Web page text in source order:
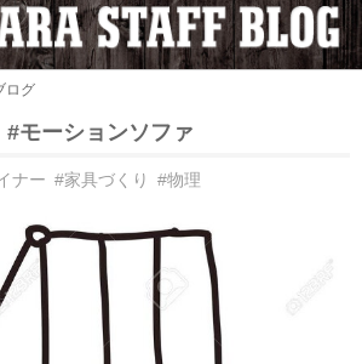
ログ
#モーションソファ
ナー #家具づくり #物理